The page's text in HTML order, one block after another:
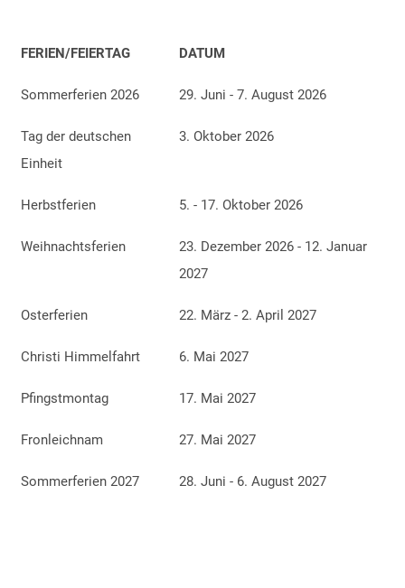
FERIEN/FEIERTAG DATUM
Sommerferien 2026 29. Juni - 7. August 2026
Tag der deutschen
Einheit
3. Oktober 2026
Herbstferien 5. - 17. Oktober 2026
Weihnachtsferien
23. Dezember 2026 - 12. Januar
2027
Osterferien 22. März - 2. April 2027
Christi Himmelfahrt 6. Mai 2027
Pfingstmontag 17. Mai 2027
Fronleichnam 27. Mai 2027
Sommerferien 2027 28. Juni - 6. August 2027